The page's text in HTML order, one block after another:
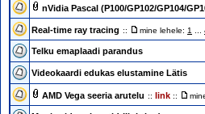
nVidia Pascal (P100/GP102/GP104/
Real-time ray tracing :: mine lehele: 1
Telku emaplaadi parandus
Videokaardi edukas elustamine Lätis
AMD Vega seeria arutelu :: link ::